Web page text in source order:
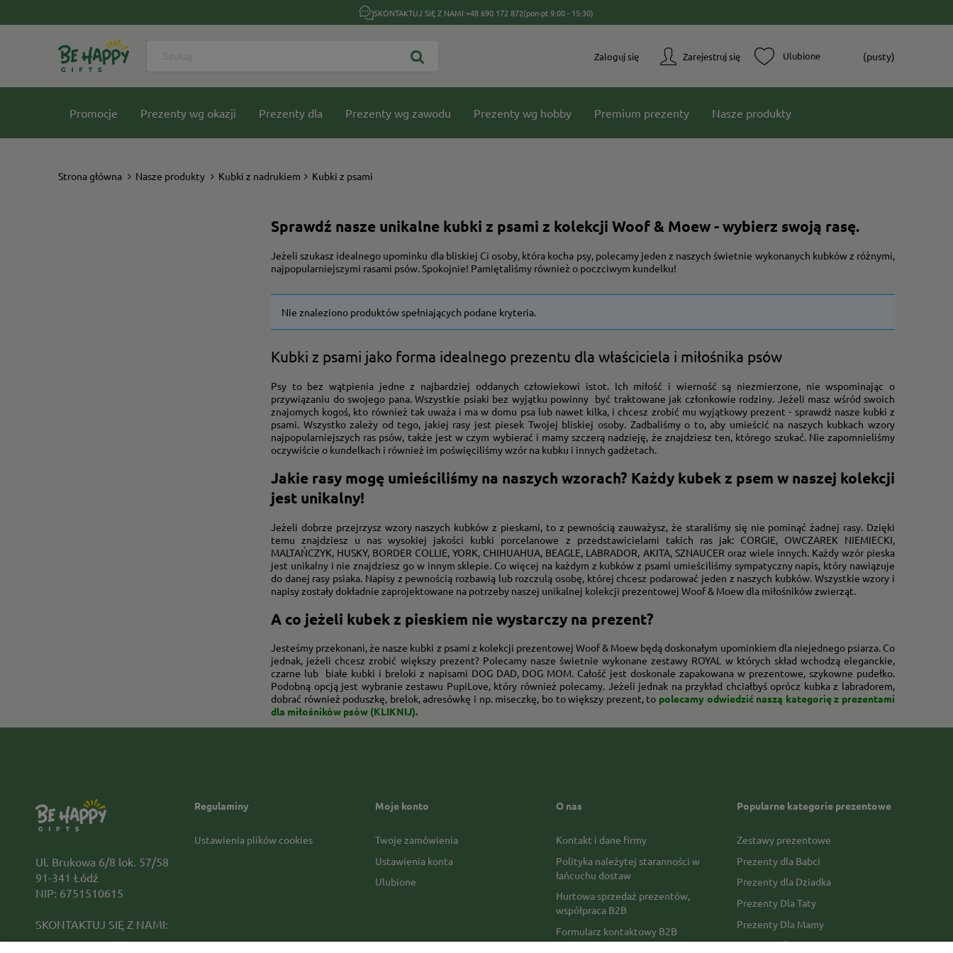
SKONTAKTUJ SIĘ Z NAMI:+48 690 172 872(pon-pt 9:00 - 15:30)
Zarejestruj się
Zaloguj się (pusty)
Promocje Prezenty wg okazji Prezenty dla Prezenty wg zawodu Prezenty wg hobby Premium prezenty Nasze produkty
Strona główna Nasze produkty Kubki z nadrukiem Kubki z psami
Sprawdź nasze unikalne kubki z psami z kolekcji Woof & Moew - wybierz swoją rasę.
Jeżeli szukasz idealnego upominku dla bliskiej Ci osoby, która kocha psy, polecamy jeden z naszych świetnie wykonanych kubków z różnymi,
najpopularniejszymi rasami psów. Spokojnie! Pamiętaliśmy również o poczciwym kundelku!
Nie znaleziono produktów spełniających podane kryteria.
Kubki z psami jako forma idealnego prezentu dla właściciela i miłośnika psów
Psy to bez wątpienia jedne z najbardziej oddanych człowiekowi istot. Ich miłość i wierność są niezmierzone, nie wspominając o
przywiązaniu do swojego pana. Wszystkie psiaki bez wyjątku powinny być traktowane jak członkowie rodziny. Jeżeli masz wśród swoich
znajomych kogoś, kto również tak uważa i ma w domu psa lub nawet kilka, i chcesz zrobić mu wyjątkowy prezent - sprawdź nasze kubki z
psami. Wszystko zależy od tego, jakiej rasy jest piesek Twojej bliskiej osoby. Zadbaliśmy o to, aby umieścić na naszych kubkach wzory
najpopularniejszych ras psów, także jest w czym wybierać i mamy szczerą nadzieję, że znajdziesz ten, którego szukać. Nie zapomnieliśmy
oczywiście o kundelkach i również im poświęciliśmy wzór na kubku i innych gadżetach.
Jakie rasy mogę umieściliśmy na naszych wzorach? Każdy kubek z psem w naszej kolekcji
jest unikalny!
Jeżeli dobrze przejrzysz wzory naszych kubków z pieskami, to z pewnością zauważysz, że staraliśmy się nie pominąć żadnej rasy. Dzięki
temu znajdziesz u nas wysokiej jakości kubki porcelanowe z przedstawicielami takich ras jak: CORGIE, OWCZAREK NIEMIECKI,
MALTAŃCZYK, HUSKY, BORDER COLLIE, YORK, CHIHUAHUA, BEAGLE, LABRADOR, AKITA, SZNAUCER oraz wiele innych. Każdy wzór pieska
jest unikalny i nie znajdziesz go w innym sklepie. Co więcej na każdym z kubków z psami umieściliśmy sympatyczny napis, który nawiązuje
do danej rasy psiaka. Napisy z pewnością rozbawią lub rozczulą osobę, której chcesz podarować jeden z naszych kubków. Wszystkie wzory i
napisy zostały dokładnie zaprojektowane na potrzeby naszej unikalnej kolekcji prezentowej Woof & Moew dla miłośników zwierząt.
A co jeżeli kubek z pieskiem nie wystarczy na prezent?
Jesteśmy przekonani, że nasze kubki z psami z kolekcji prezentowej Woof & Moew będą doskonałym upominkiem dla niejednego psiarza. Co
jednak, jeżeli chcesz zrobić większy prezent? Polecamy nasze świetnie wykonane zestawy ROYAL w których skład wchodzą eleganckie,
czarne lub białe kubki i breloki z napisami DOG DAD, DOG MOM. Całość jest doskonale zapakowana w prezentowe, szykowne pudełko.
Podobną opcją jest wybranie zestawu PupiLove, który również polecamy. Jeżeli jednak na przykład chciałbyś oprócz kubka z labradorem,
dobrać również poduszkę, brelok, adresówkę i np. miseczkę, bo to większy prezent, to polecamy odwiedzić naszą kategorię z prezentami
dla miłośników psów (KLIKNIJ).
Regulaminy
Ustawienia plików cookies
Moje konto
Twoje zamówienia
Ustawienia konta
Ulubione
O nas
Kontakt i dane firmy
Polityka należytej staranności w
łańcuchu dostaw
Hurtowa sprzedaż prezentów,
współpraca B2B
Formularz kontaktowy B2B
Popularne kategorie prezentowe
Zestawy prezentowe
Prezenty dla Babci
Prezenty dla Dziadka
Prezenty Dla Taty
Prezenty Dla Mamy
Prezenty dla Faceta
Ul. Brukowa 6/8 lok. 57/58
91-341 Łódź
NIP: 6751510615
SKONTAKTUJ SIĘ Z NAMI: